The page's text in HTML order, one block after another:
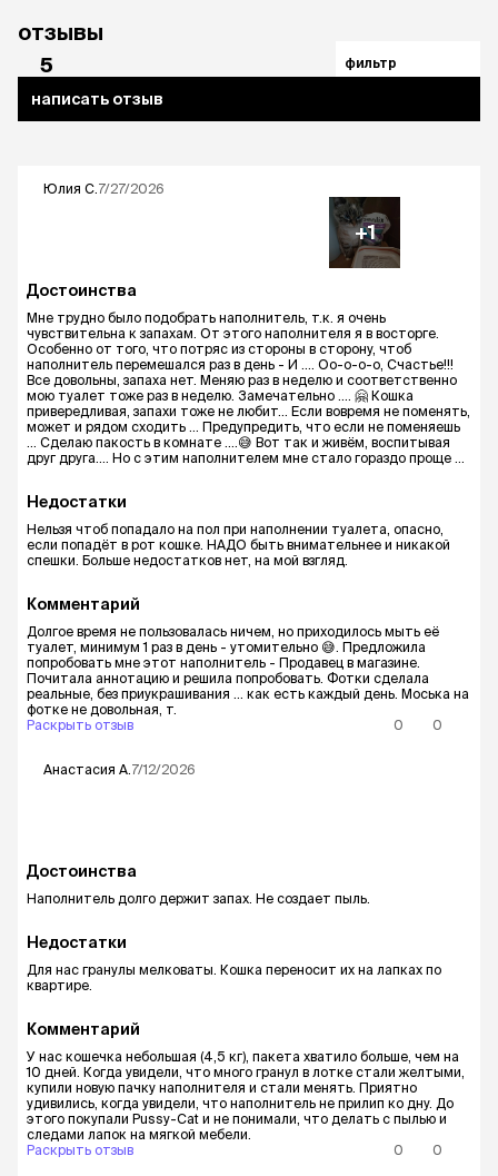
отзывы
5 фильтр
написать отзыв
Юлия С. 7/27/2026
+1
Достоинства
Мне трудно было подобрать наполнитель, т.к. я очень
чувствительна к запахам. От этого наполнителя я в восторге.
Особенно от того, что потряс из стороны в сторону, чтоб
наполнитель перемешался раз в день - И .... Оо-о-о-о, Счастье!!!
Все довольны, запаха нет. Меняю раз в неделю и соответственно
мою туалет тоже раз в неделю. Замечательно .... 🤗 Кошка
привередливая, запахи тоже не любит... Если вовремя не поменять,
может и рядом сходить ... Предупредить, что если не поменяешь
... Сделаю пакость в комнате ....😅 Вот так и живём, воспитывая
друг друга.... Но с этим наполнителем мне стало гораздо проще ...
Недостатки
Нельзя чтоб попадало на пол при наполнении туалета, опасно,
если попадёт в рот кошке. НАДО быть внимательнее и никакой
спешки. Больше недостатков нет, на мой взгляд.
Комментарий
Долгое время не пользовалась ничем, но приходилось мыть её
туалет, минимум 1 раз в день - утомительно 😅. Предложила
попробовать мне этот наполнитель - Продавец в магазине.
Почитала аннотацию и решила попробовать. Фотки сделала
реальные, без приукрашивания ... как есть каждый день. Моська на
фотке не довольная, т.
Раскрыть отзыв
0 0
Анастасия А. 7/12/2026
Достоинства
Наполнитель долго держит запах. Не создает пыль.
Недостатки
Для нас гранулы мелковаты. Кошка переносит их на лапках по
квартире.
Комментарий
У нас кошечка небольшая (4,5 кг), пакета хватило больше, чем на
10 дней. Когда увидели, что много гранул в лотке стали желтыми,
купили новую пачку наполнителя и стали менять. Приятно
удивились, когда увидели, что наполнитель не прилип ко дну. До
этого покупали Pussy-Cat и не понимали, что делать с пылью и
следами лапок на мягкой мебели.
Раскрыть отзыв
0 0